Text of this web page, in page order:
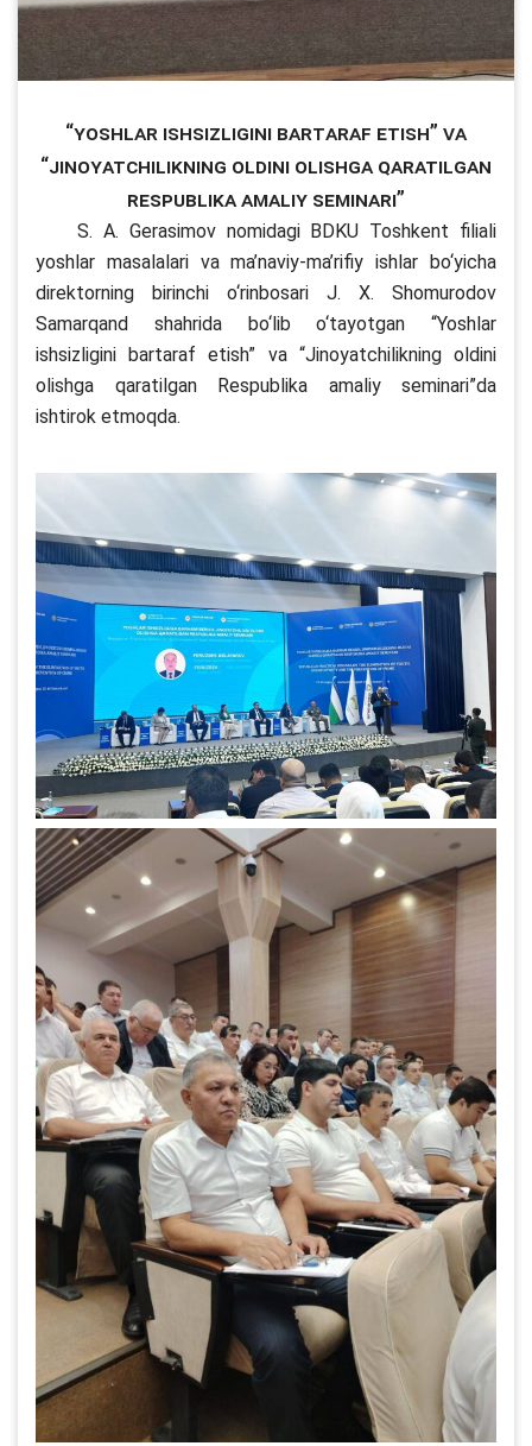
“Yoshlar ishsizligini bartaraf etish” va
“Jinoyatchilikning oldini olishga qaratilgan
Respublika amaliy seminari”
S. A. Gerasimov nomidagi BDKU Toshkent filiali
yoshlar masalalari va ma’naviy-ma’rifiy ishlar bo‘yicha
direktorning birinchi o‘rinbosari J. X. Shomurodov
Samarqand shahrida bo‘lib o‘tayotgan “Yoshlar
ishsizligini bartaraf etish” va “Jinoyatchilikning oldini
olishga qaratilgan Respublika amaliy seminari”da
ishtirok etmoqda.